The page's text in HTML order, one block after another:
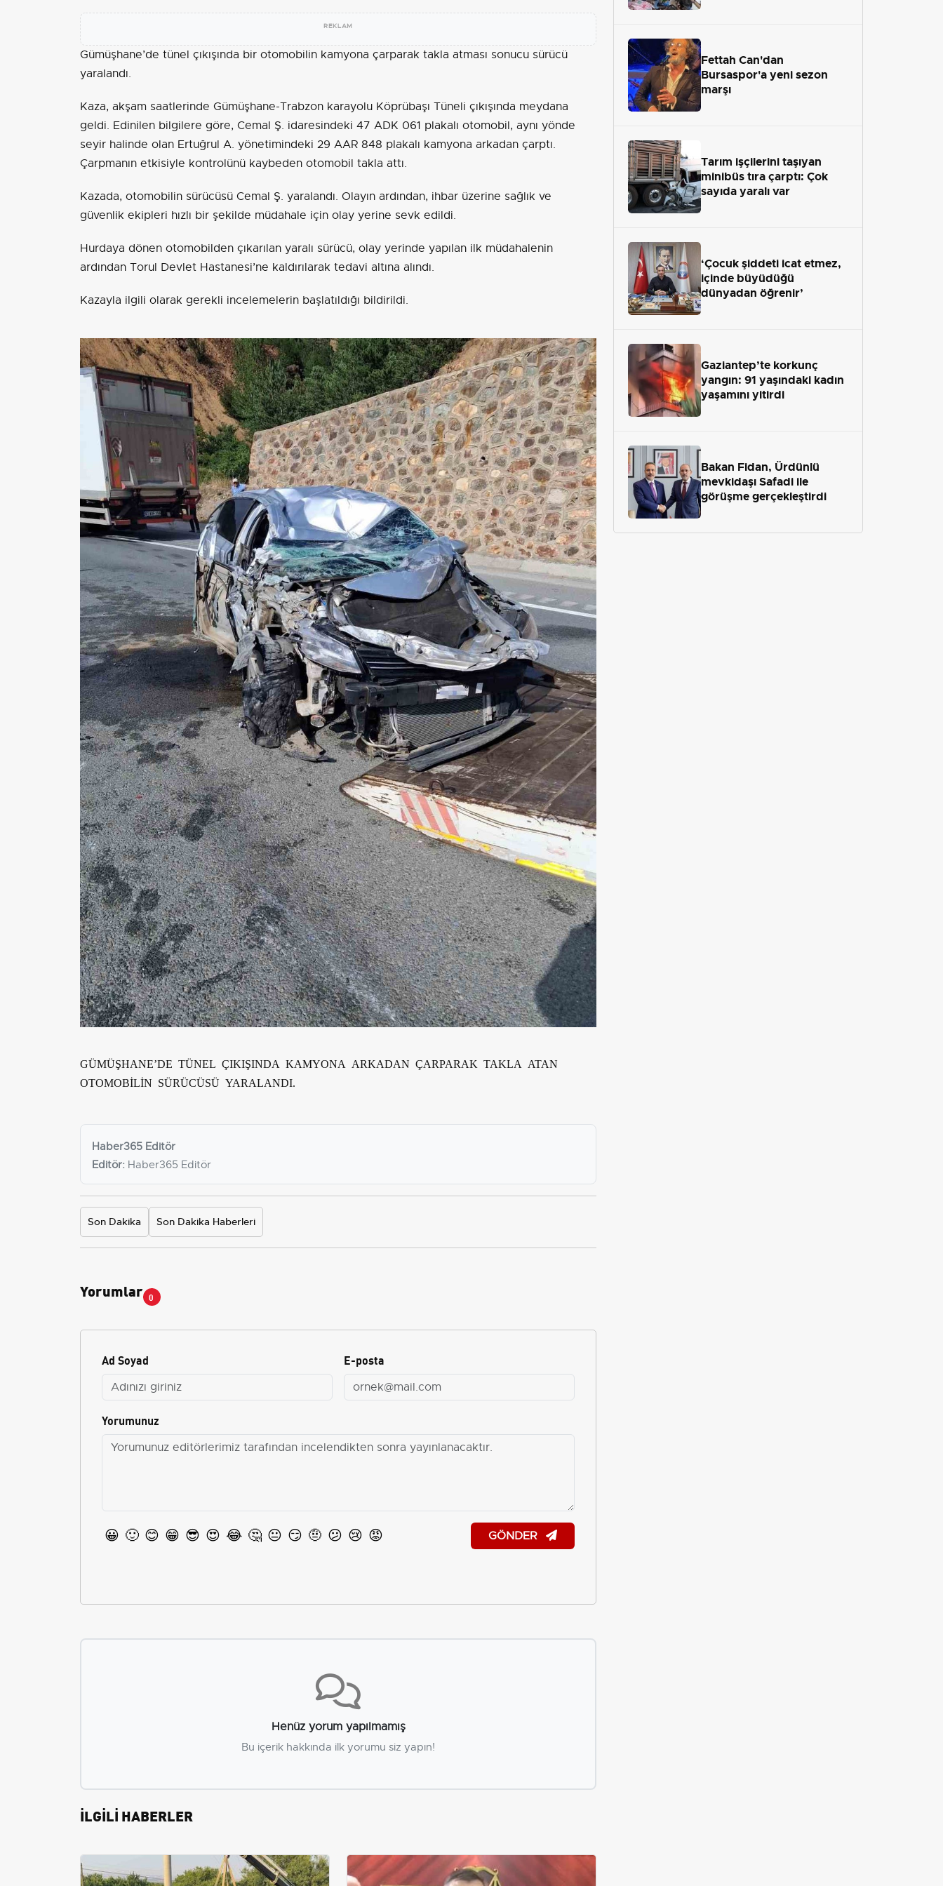
REKLAM
Gümüşhane’de tünel çıkışında bir otomobilin kamyona çarparak takla atması sonucu sürücü
yaralandı.
Kaza, akşam saatlerinde Gümüşhane-Trabzon karayolu Köprübaşı Tüneli çıkışında meydana
geldi. Edinilen bilgilere göre, Cemal Ş. idaresindeki 47 ADK 061 plakalı otomobil, aynı yönde
seyir halinde olan Ertuğrul A. yönetimindeki 29 AAR 848 plakalı kamyona arkadan çarptı.
Çarpmanın etkisiyle kontrolünü kaybeden otomobil takla attı.
Kazada, otomobilin sürücüsü Cemal Ş. yaralandı. Olayın ardından, ihbar üzerine sağlık ve
güvenlik ekipleri hızlı bir şekilde müdahale için olay yerine sevk edildi.
Hurdaya dönen otomobilden çıkarılan yaralı sürücü, olay yerinde yapılan ilk müdahalenin
ardından Torul Devlet Hastanesi’ne kaldırılarak tedavi altına alındı.
Kazayla ilgili olarak gerekli incelemelerin başlatıldığı bildirildi.
GÜMÜŞHANE’DE TÜNEL ÇIKIŞINDA KAMYONA ARKADAN ÇARPARAK TAKLA ATAN
OTOMOBİLİN SÜRÜCÜSÜ YARALANDI.
Haber365 Editör
Editör: Haber365 Editör
Son Dakika Son Dakika Haberleri
Yorumlar 0
Ad Soyad E-posta
Yorumunuz
😀 🙂 😊 😁 😎 😍 😂 🤔 😐 😏 🤨 😕 😢 😡 GÖNDER
Henüz yorum yapılmamış
Bu içerik hakkında ilk yorumu siz yapın!
İLGİLİ HABERLER
Fettah Can'dan
Bursaspor'a yeni sezon
marşı
Tarım işçilerini taşıyan
minibüs tıra çarptı: Çok
sayıda yaralı var
‘Çocuk şiddeti icat etmez,
içinde büyüdüğü
dünyadan öğrenir’
Gaziantep’te korkunç
yangın: 91 yaşındaki kadın
yaşamını yitirdi
Bakan Fidan, Ürdünlü
mevkidaşı Safadi ile
görüşme gerçekleştirdi